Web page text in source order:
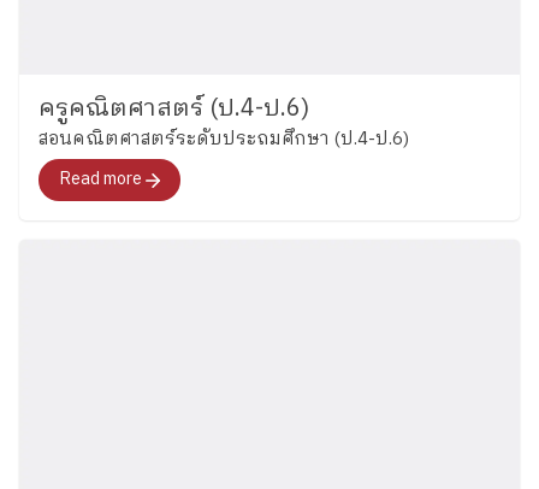
ครูคณิตศาสตร์ (ป.4-ป.6)
สอนคณิตศาสตร์ระดับประถมศึกษา (ป.4-ป.6)
Read more